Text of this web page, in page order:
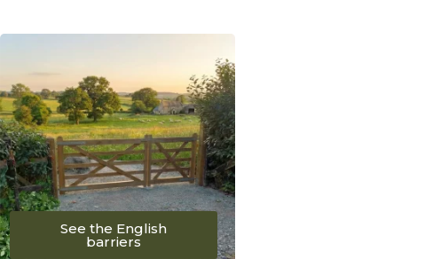
See the English
barriers